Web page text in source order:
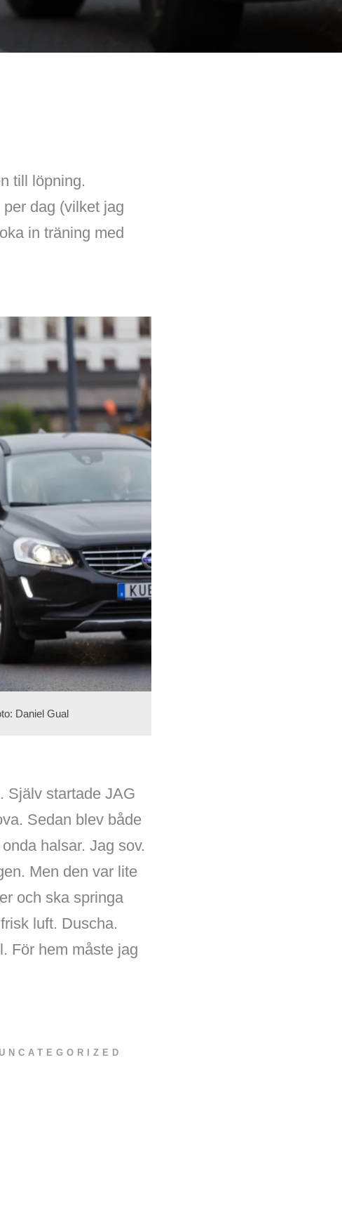
till löpning.
dag (vilket jag
in träning med
Daniel Gual
Själv startade JAG
Sedan blev både
halsar. Jag sov.
Men den var lite
och ska springa
luft. Duscha.
För hem måste jag
UNCATEGORIZED